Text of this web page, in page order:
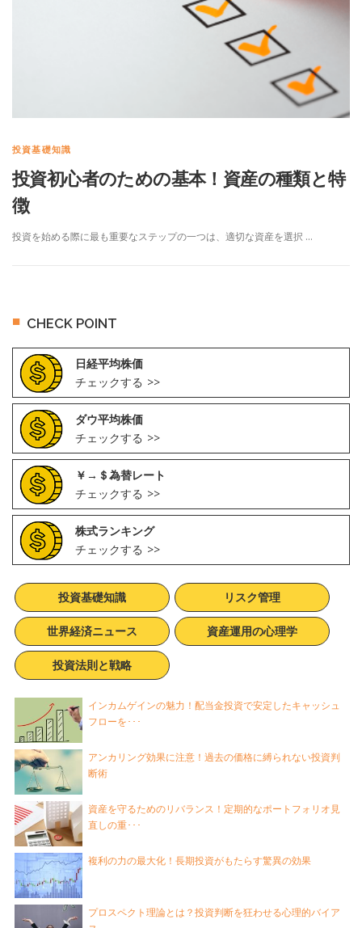
投資基礎知識
投資初心者のための基本！資産の種類と特
徴
投資を始める際に最も重要なステップの一つは、適切な資産を選択 …
CHECK POINT
日経平均株価
チェックする
ダウ平均株価
チェックする
￥→＄為替レート
チェックする
株式ランキング
チェックする
投資基礎知識 リスク管理
世界経済ニュース 資産運用の心理学
投資法則と戦略
インカムゲインの魅力！配当金投資で安定したキャッシュ
フローを･･･
アンカリング効果に注意！過去の価格に縛られない投資判
断術
資産を守るためのリバランス！定期的なポートフォリオ見
直しの重･･･
複利の力の最大化！長期投資がもたらす驚異の効果
プロスペクト理論とは？投資判断を狂わせる心理的バイア